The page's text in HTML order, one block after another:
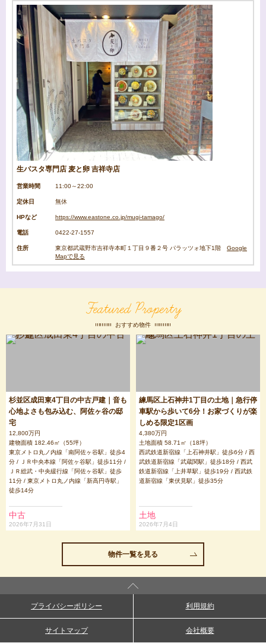
生パスタ専門店 麦と卵 吉祥寺店
営業時間 11:00～22:00
定休日 無休
HPなど https://www.eastone.co.jp/mugi-tamago/
電話 0422-27-1557
住所 東京都武蔵野市吉祥寺本町１丁目９番２号 パラッツォ地下1階 Google
Mapで見る
Featured Property
おすすめ物件
杉並区成田東4丁目の中古戸建｜音も
心地よさも包み込む、阿佐ヶ谷の邸
宅
12,800万円
建物面積 182.46㎡（55坪）
東京メトロ丸ノ内線「南阿佐ヶ谷駅」徒歩4
分 / ＪＲ中央本線「阿佐ヶ谷駅」徒歩11分 /
ＪＲ総武・中央緩行線「阿佐ヶ谷駅」徒歩
11分 / 東京メトロ丸ノ内線「新高円寺駅」
徒歩14分
中古
2026年7月31日
練馬区上石神井1丁目の土地｜急行停
車駅から歩いて6分！お家づくりが楽
しめる限定1区画
4,380万円
土地面積 58.71㎡（18坪）
西武鉄道新宿線「上石神井駅」徒歩6分 / 西
武鉄道新宿線「武蔵関駅」徒歩18分 / 西武
鉄道新宿線「上井草駅」徒歩19分 / 西武鉄
道新宿線「東伏見駅」徒歩35分
土地
2026年7月4日
物件一覧を見る
プライバシーポリシー 利用規約
サイトマップ 会社概要